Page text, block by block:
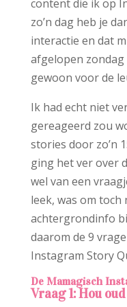
content die ik op
zo’n dag heb je
interactie en dat
afgelopen
gewoon voor de
Ik had echt niet
gereageerd zou
stories door zo’n
ging het ver over
wel van een
leek, was om
achtergrondinfo
daarom de 9
Instagram Story
De Mamagisch
Vraag 1: Hou